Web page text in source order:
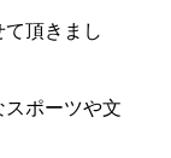
頂きまし
ポーツや文